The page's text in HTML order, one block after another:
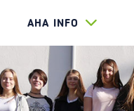
AHA INFO